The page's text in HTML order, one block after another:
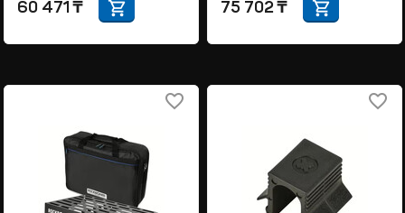
60 471 ₸ 75 702 ₸